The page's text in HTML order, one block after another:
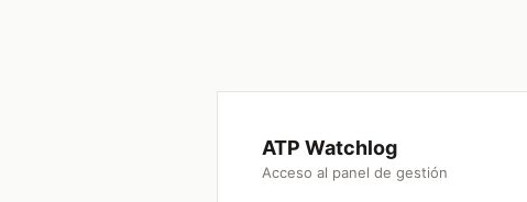
ATP Watchlog
Acceso al panel de gestión